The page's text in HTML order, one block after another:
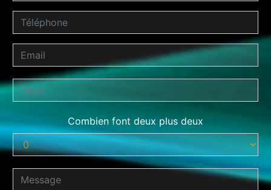
Combien font deux plus deux